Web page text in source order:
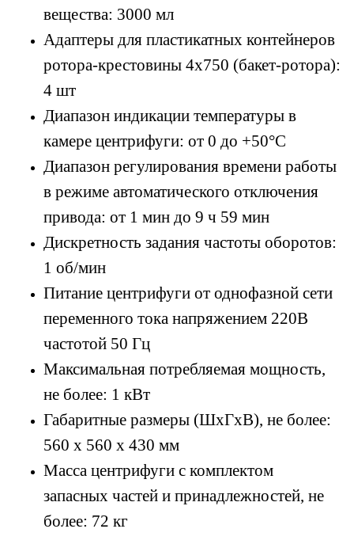
вещества: 3000 мл
Адаптеры для пластикатных контейнеров
ротора-крестовины 4х750 (бакет-ротора):
4 шт
Диапазон индикации температуры в
камере центрифуги: от 0 до +50°С
Диапазон регулирования времени работы
в режиме автоматического отключения
привода: от 1 мин до 9 ч 59 мин
Дискретность задания частоты оборотов:
1 об/мин
Питание центрифуги от однофазной сети
переменного тока напряжением 220В
частотой 50 Гц
Максимальная потребляемая мощность,
не более: 1 кВт
Габаритные размеры (ШхГхВ), не более:
560 х 560 х 430 мм
Масса центрифуги с комплектом
запасных частей и принадлежностей, не
более: 72 кг